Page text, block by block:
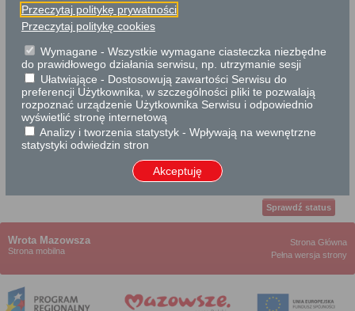
Wrota Mazowsza
Strona mobilna
Strona Główna
Pełna wersja strony
Przeczytaj politykę prywatności
Przeczytaj politykę cookies
Wymagane - Wszystkie wymagane ciasteczka niezbędne
do prawidłowego działania serwisu, np. utrzymanie sesji
Ułatwiające - Dostosowują zawartości Serwisu do
preferencji Użytkownika, w szczególności pliki te pozwalają
rozpoznać urządzenie Użytkownika Serwisu i odpowiednio
wyświetlić stronę internetową
Analizy i tworzenia statystyk - Wpływają na wewnętrzne
statystyki odwiedzin stron
Akceptuję